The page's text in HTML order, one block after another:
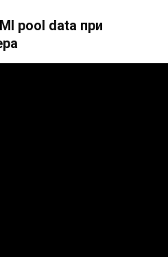
pool data при